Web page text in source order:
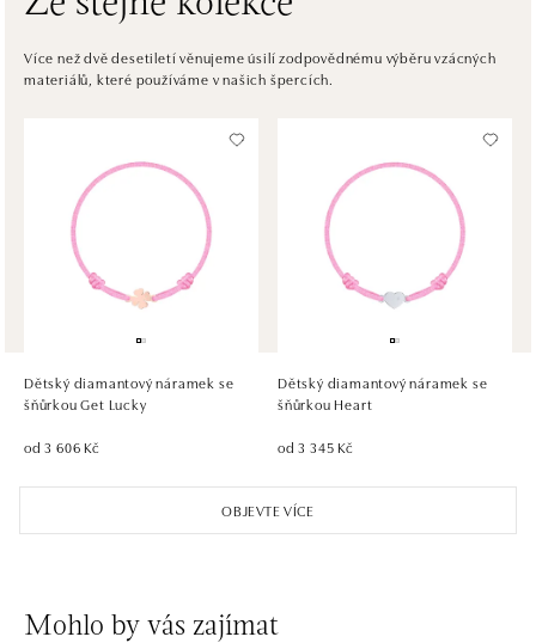
ALOve OC Eurovea, Bratislava
Pribinova 8, 811 09 Bratislava
tel.: +421917090467
HALADA OC Avion, Bratislava
Ivanská cesta 16, 821 04 Bratislava
tel.: +421 917 090 372
dnes otevřeno od 09:00
HALADA OC Eurovea, Bratislava
Pribinova 8, 811 09 Bratislava
dnes otevřeno od 10:00
Více než dvě desetiletí věnujeme úsilí zodpovědnému výběru vzácných
materiálů, které používáme v našich špercích.
OBJEVTE VÍCE
Dětský diamantový náramek se
šňůrkou Get Lucky
od 3 606 Kč
Dětský diamantový náramek se
šňůrkou Heart
od 3 345 Kč
Mohlo by vás zajímat